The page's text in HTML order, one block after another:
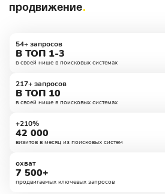
продвижение
54+ запросов
В ТОП 1-3
в своей нише в поисковых системах
217+ запросов
В ТОП 10
в своей нише в поисковых системах
+210%
42 000
визитов в месяц из поисковых систем
охват
7 500+
продвигаемых ключевых запросов